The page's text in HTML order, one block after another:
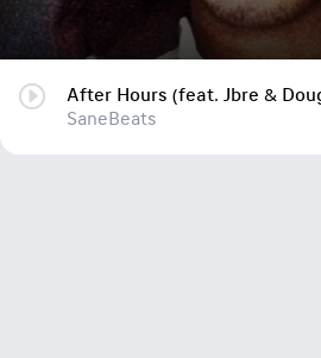
After Hours (feat. Jbre &
SaneBeats